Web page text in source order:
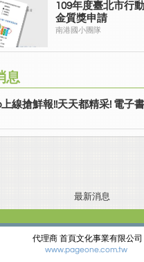
109年度臺北市行
金質獎申請
南港國小團隊
息
上線搶鮮報!!天天都精采! 電子
最新消息
代理商 首頁文化事業有限公司
www.pageone.com.tw